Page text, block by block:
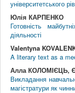
університетського
Юлія КАРПЕНКО
Готовність
діяльності
Valentyna
A literary text as a
Алла КОЛОМІЄЦЬ,
Викладання
магістратури як